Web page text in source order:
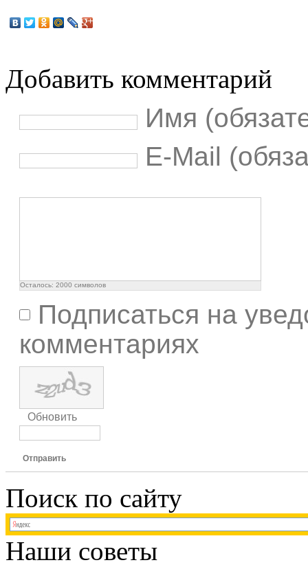
Добавить комментарий
Имя
E-Mail
Осталось: 2000 символов
Подписаться на
комментариях
Обновить
Отправить
Поиск по сайту
Наши советы